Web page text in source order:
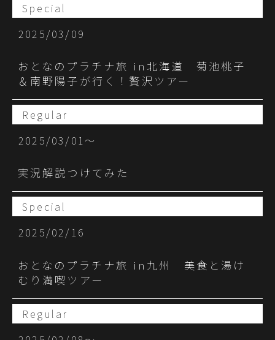
Special
2025/03/09
おとなのプラチナ旅 in北海道 菊池桃子
＆南野陽子が行く！贅沢ツアー
Regular
2025/03/01〜
実況解説つけてみた
Special
2025/02/16
おとなのプラチナ旅 in九州 美食と湯け
むり満喫ツアー
Regular